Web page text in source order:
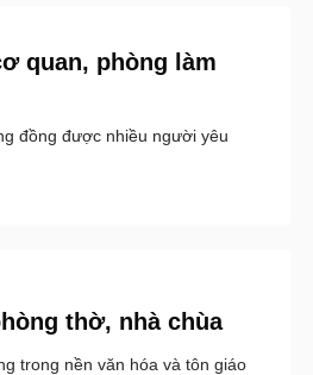
quan, phòng làm
đồng được nhiều người yêu
thờ, nhà chùa
trong nền văn hóa và tôn giáo